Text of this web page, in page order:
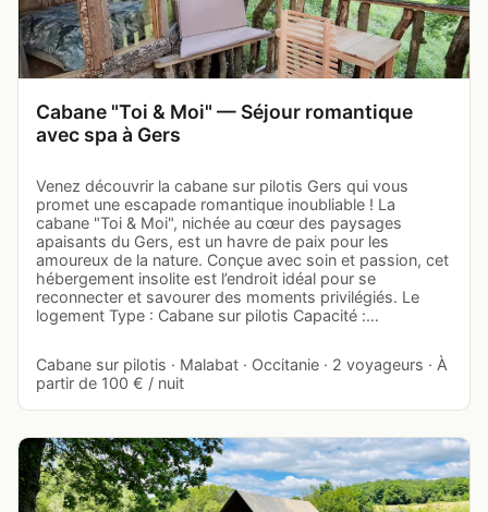
Cabane "Toi & Moi" — Séjour romantique
avec spa à Gers
Venez découvrir la cabane sur pilotis Gers qui vous
promet une escapade romantique inoubliable ! La
cabane "Toi & Moi", nichée au cœur des paysages
apaisants du Gers, est un havre de paix pour les
amoureux de la nature. Conçue avec soin et passion, cet
hébergement insolite est l’endroit idéal pour se
reconnecter et savourer des moments privilégiés. Le
logement Type : Cabane sur pilotis Capacité :…
Cabane sur pilotis · Malabat · Occitanie · 2 voyageurs · À
partir de 100 € / nuit